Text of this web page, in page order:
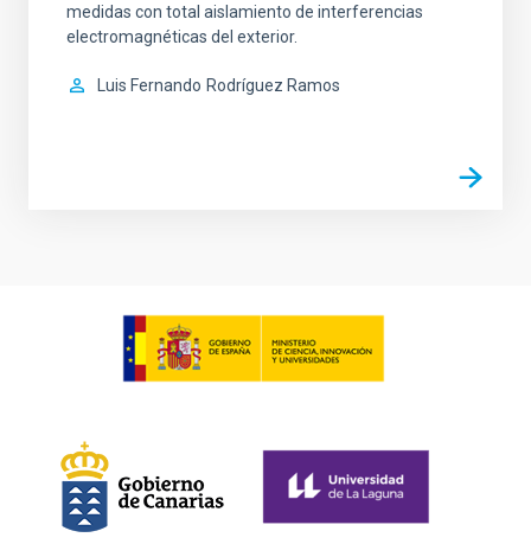
medidas con total aislamiento de interferencias
electromagnéticas del exterior.
Luis Fernando Rodríguez Ramos